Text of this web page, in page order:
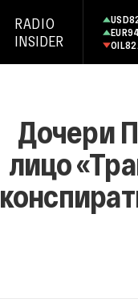
RADIO
INSIDER
USD
EUR
OIL
Дочери
лицо